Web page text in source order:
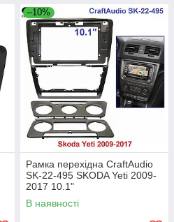
–10%
Рамка перехідна CraftAudio
SK-22-495 SKODA Yeti 2009-
2017 10.1"
В наявності